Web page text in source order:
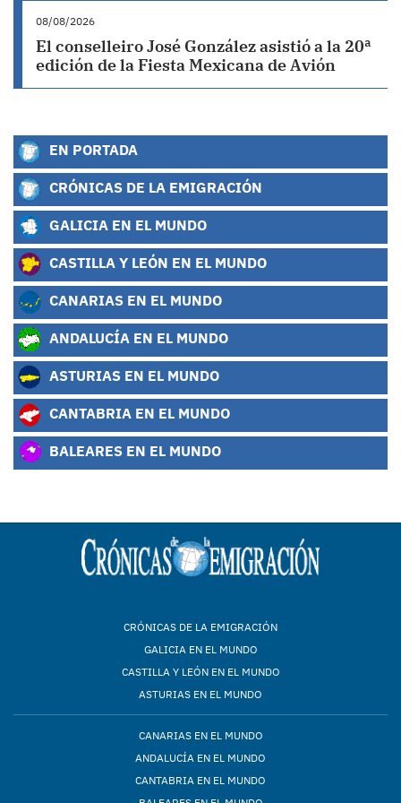
08/08/2026
El conselleiro José González asistió a la 20ª
edición de la Fiesta Mexicana de Avión
EN PORTADA
CRÓNICAS DE LA EMIGRACIÓN
GALICIA EN EL MUNDO
CASTILLA Y LEÓN EN EL MUNDO
CANARIAS EN EL MUNDO
ANDALUCÍA EN EL MUNDO
ASTURIAS EN EL MUNDO
CANTABRIA EN EL MUNDO
BALEARES EN EL MUNDO
CRÓNICAS DE LA EMIGRACIÓN
GALICIA EN EL MUNDO
CASTILLA Y LEÓN EN EL MUNDO
ASTURIAS EN EL MUNDO
CANARIAS EN EL MUNDO
ANDALUCÍA EN EL MUNDO
CANTABRIA EN EL MUNDO